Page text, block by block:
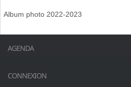
Album photo 2022-2023
AGENDA
CONNEXION